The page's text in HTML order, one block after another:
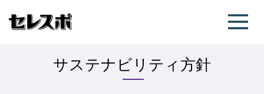
サステナビリティ方針